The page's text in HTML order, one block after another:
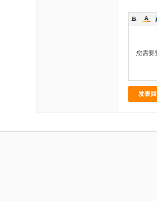
您需要
发表